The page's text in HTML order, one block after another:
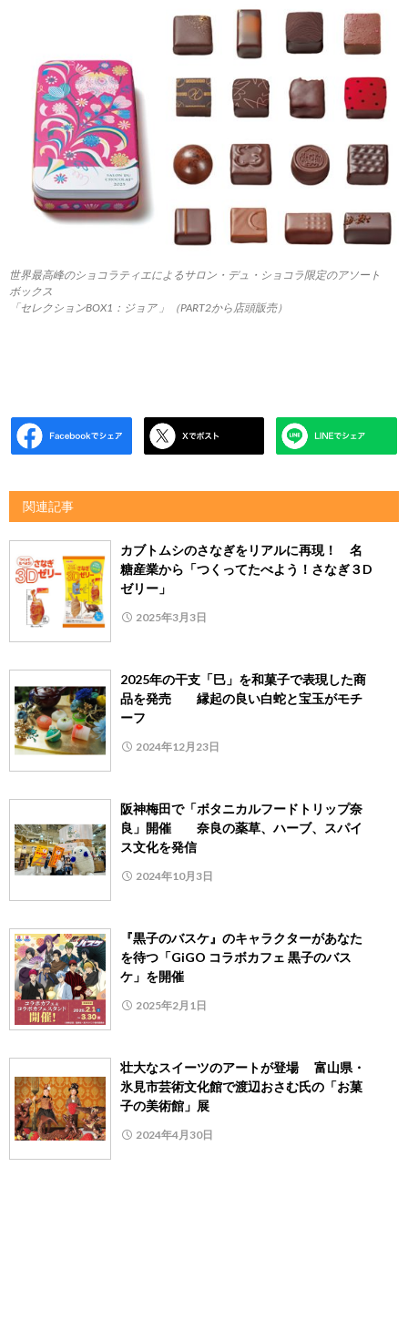
世界最⾼峰のショコラティエによるサロン・デュ・ショコラ限定のアソート
ボックス
「セレクションBOX1：ジョア 」（PART2から店頭販売）
関連記事
カブトムシのさなぎをリアルに再現！ 名
糖産業から「つくってたべよう！さなぎ３D
ゼリー」
2025年3月3日
2025年の干支「巳」を和菓子で表現した商
品を発売 縁起の良い白蛇と宝玉がモチ
ーフ
2024年12月23日
阪神梅田で「ボタニカルフードトリップ奈
良」開催 奈良の薬草、ハーブ、スパイ
ス文化を発信
2024年10月3日
『黒子のバスケ』のキャラクターがあなた
を待つ「GiGO コラボカフェ 黒子のバス
ケ」を開催
2025年2月1日
壮大なスイーツのアートが登場 富山県・
氷見市芸術文化館で渡辺おさむ氏の「お菓
子の美術館」展
2024年4月30日